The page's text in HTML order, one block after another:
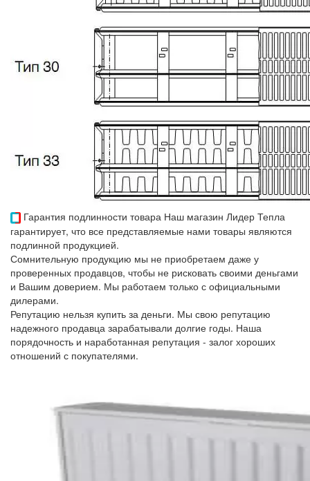
Гарантия подлинности товара Наш магазин Лидер Тепла
гарантирует, что все представляемые нами товары являются
подлинной продукцией.
Сомнительную продукцию мы не приобретаем даже у
проверенных продавцов, чтобы не рисковать своими деньгами
и Вашим доверием. Мы работаем только с официальными
дилерами.
Репутацию нельзя купить за деньги. Мы свою репутацию
надежного продавца зарабатывали долгие годы. Наша
порядочность и наработанная репутация - залог хороших
отношений с покупателями.